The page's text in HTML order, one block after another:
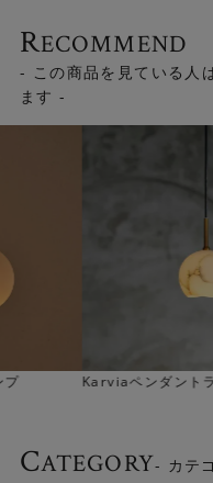
RECOMMEND
- この商品を見ている人
ます -
Linne ペンダントランプ
CATEGORY- カテ